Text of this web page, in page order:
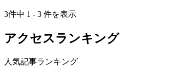
3件中 1 - 3 件を表示
アクセスランキング
人気記事ランキング